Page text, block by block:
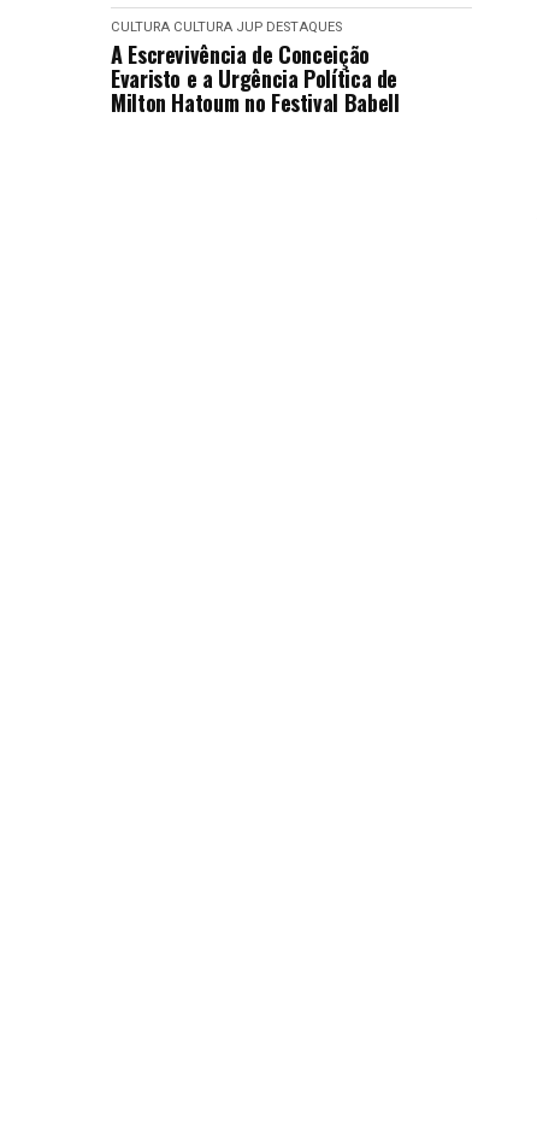
CULTURA CULTURA JUP DESTAQUES
A Escrevivência de Conceição
Evaristo e a Urgência Política de
Milton Hatoum no Festival Babell